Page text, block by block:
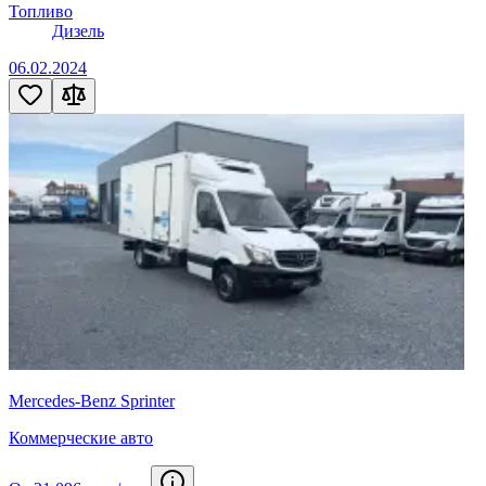
Топливо
Дизель
06.02.2024
Mercedes-Benz Sprinter
Коммерческие авто